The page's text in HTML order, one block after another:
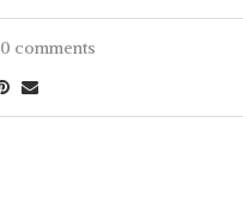
0 comments